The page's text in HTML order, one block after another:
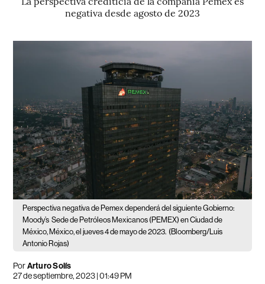
negativa desde agosto de 2023
Perspectiva negativa de Pemex dependerá del siguiente Gobierno:
Moody’s Sede de Petróleos Mexicanos (PEMEX) en Ciudad de
México, México, el jueves 4 de mayo de 2023. (Bloomberg/Luis
Antonio Rojas)
PorArturo Solís
27 de septiembre, 2023 | 01:49 PM